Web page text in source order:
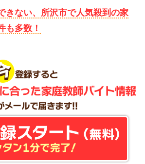
きない、所沢市で人気殺到の家
も多数！